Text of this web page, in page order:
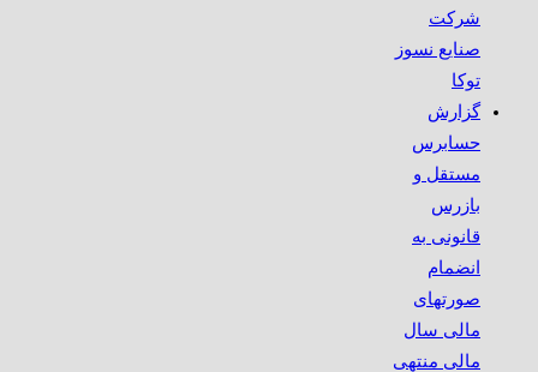
شرکت
صنایع نسوز
توکا
گزارش
حسابرس
مستقل و
بازرس
قانونی به
انضمام
صورتهای
مالی سال
مالی منتهی